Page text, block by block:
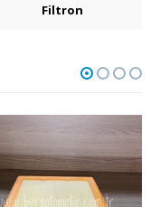
Filtron